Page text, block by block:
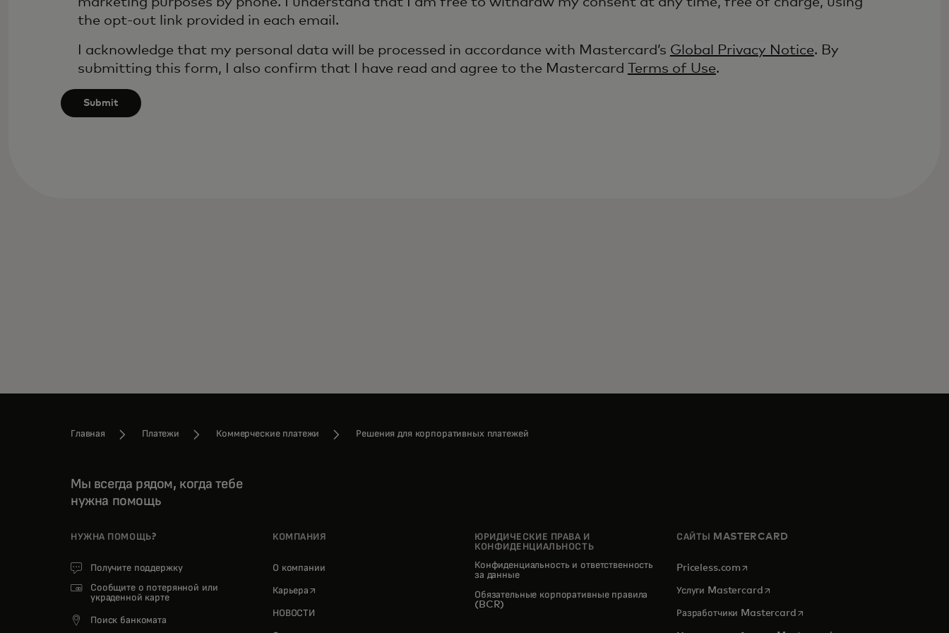
after
the opt-out link provided in each email.
I acknowledge that my personal data will be processed in accordance with Mastercard’s Global Privacy Notice. By
submitting this form, I also confirm that I have read and agree to the Mastercard Terms of Use.
Submit
Главная Платежи Коммерческие платежи Решения для корпоративных платежей
Мы всегда рядом, когда тебе
нужна помощь
НУЖНА ПОМОЩЬ?
Получите поддержку
Сообщите о потерянной или
украденной карте
Поиск банкомата
КОМПАНИЯ
О компании
Карьера opens in a new tab
НОВОСТИ
ЮРИДИЧЕСКИЕ ПРАВА И
КОНФИДЕНЦИАЛЬНОСТЬ
Конфиденциальность и ответственность
за данные
Обязательные корпоративные правила
(BCR)
САЙТЫ MASTERCARD
Priceless.com opens in a new tab
Услуги Mastercardopens in a new tab
Разработчики Mastercardopens in a new tab